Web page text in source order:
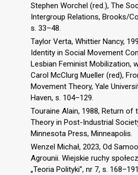
Stephen Worchel (red.), The
Intergroup Relations, Brooks/
s. 33–48.
Taylor Verta, Whittier Nancy,
Identity in Social Movement
Lesbian Feminist Mobilization,
Carol McClurg Mueller (red),
Movement Theory, Yale
Haven, s. 104–129.
Touraine Alain, 1988, Return of
Theory in Post-Industrial
Minnesota Press, Minneapolis.
Wenzel Michał, 2023, Od
Agrounii. Wiejskie ruchy
„Teoria Polityki”, nr 7, s. 168–191.